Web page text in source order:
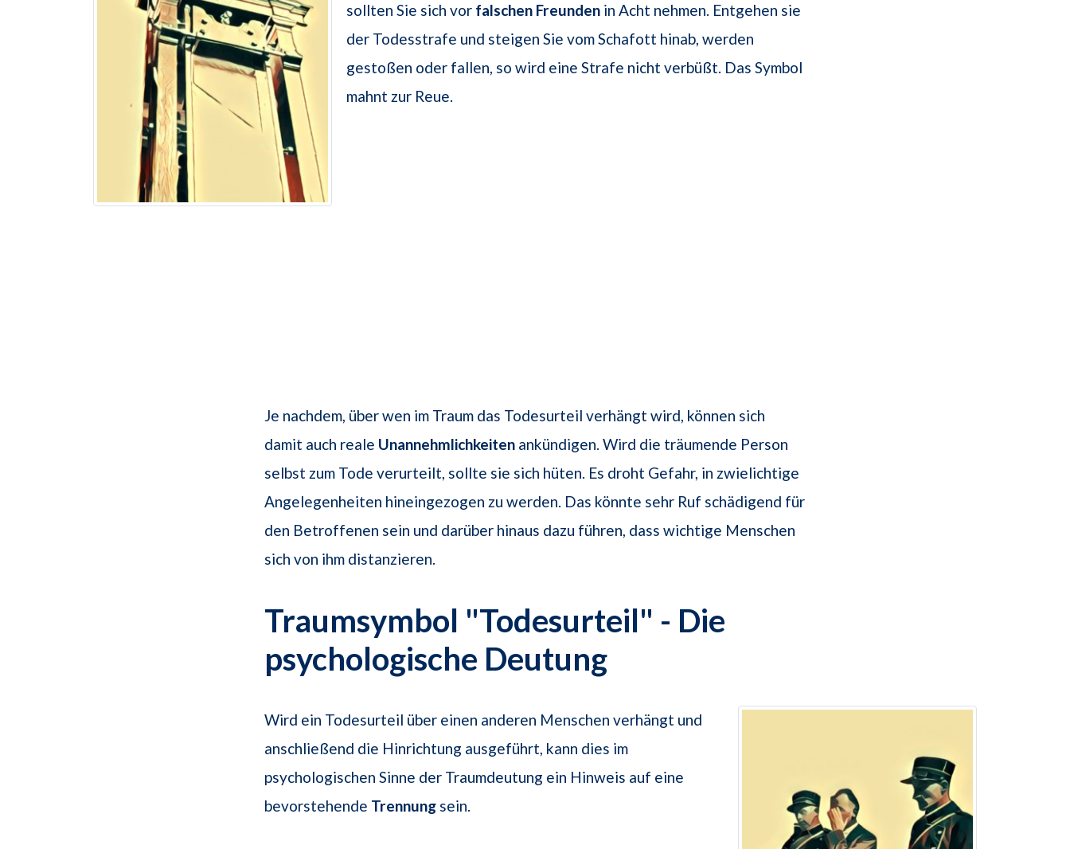
sollten Sie sich vor falschen Freunden in Acht nehmen. Entgehen sie
der Todesstrafe und steigen Sie vom Schafott hinab, werden
gestoßen oder fallen, so wird eine Strafe nicht verbüßt. Das Symbol
mahnt zur Reue.
Je nachdem, über wen im Traum das Todesurteil verhängt wird, können sich
damit auch reale Unannehmlichkeiten ankündigen. Wird die träumende Person
selbst zum Tode verurteilt, sollte sie sich hüten. Es droht Gefahr, in zwielichtige
Angelegenheiten hineingezogen zu werden. Das könnte sehr Ruf schädigend für
den Betroffenen sein und darüber hinaus dazu führen, dass wichtige Menschen
sich von ihm distanzieren.
Traumsymbol "Todesurteil" - Die
psychologische Deutung
Wird ein Todesurteil über einen anderen Menschen verhängt und
anschließend die Hinrichtung ausgeführt, kann dies im
psychologischen Sinne der Traumdeutung ein Hinweis auf eine
bevorstehende Trennung sein.